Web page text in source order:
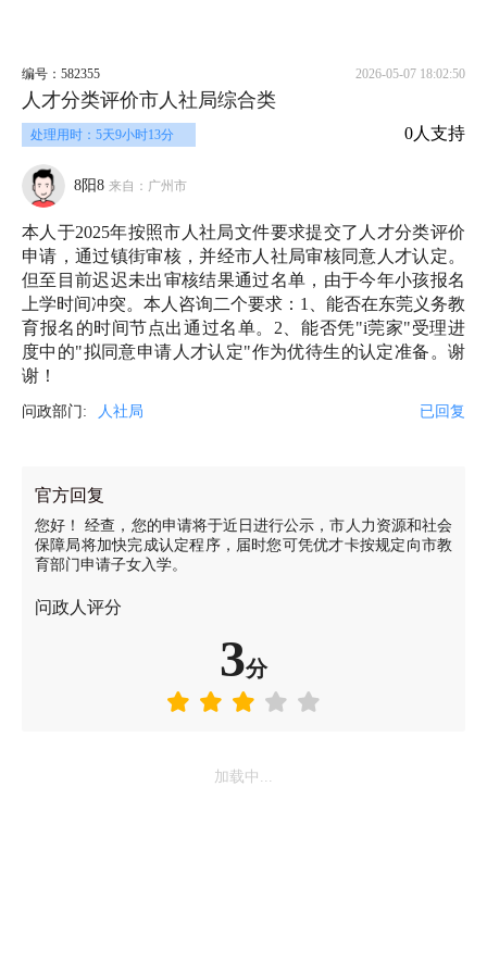
编号：582355 2026-05-07 18:02:50
人才分类评价市人社局综合类
处理用时：5天9小时13分 0人支持
8阳8 来自：广州市
本人于2025年按照市人社局文件要求提交了人才分类评价
申请，通过镇街审核，并经市人社局审核同意人才认定。
但至目前迟迟未出审核结果通过名单，由于今年小孩报名
上学时间冲突。本人咨询二个要求：1、能否在东莞义务教
育报名的时间节点出通过名单。2、能否凭"i莞家"受理进
度中的"拟同意申请人才认定"作为优待生的认定准备。谢
谢！
问政部门: 人社局 已回复
官方回复
您好！ 经查，您的申请将于近日进行公示，市人力资源和社会
保障局将加快完成认定程序，届时您可凭优才卡按规定向市教
育部门申请子女入学。
问政人评分
3分
加载中...